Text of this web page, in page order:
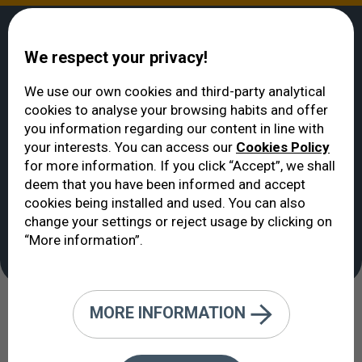
Отделения Клиники
Отделение Психологической Помощи
при Потери Зрения
Отделение
Психологической
Помощи при Потери
Зрения
Психологическая адаптация к
жизни в условиях зрительной
We respect your privacy!
We use our own cookies and third-party analytical
cookies to analyse your browsing habits and offer
you information regarding our content in line with
your interests. You can access our Cookies Policy
for more information. If you click “Accept”, we shall
deem that you have been informed and accept
cookies being installed and used. You can also
change your settings or reject usage by clicking on
“More information”.
MORE INFORMATION